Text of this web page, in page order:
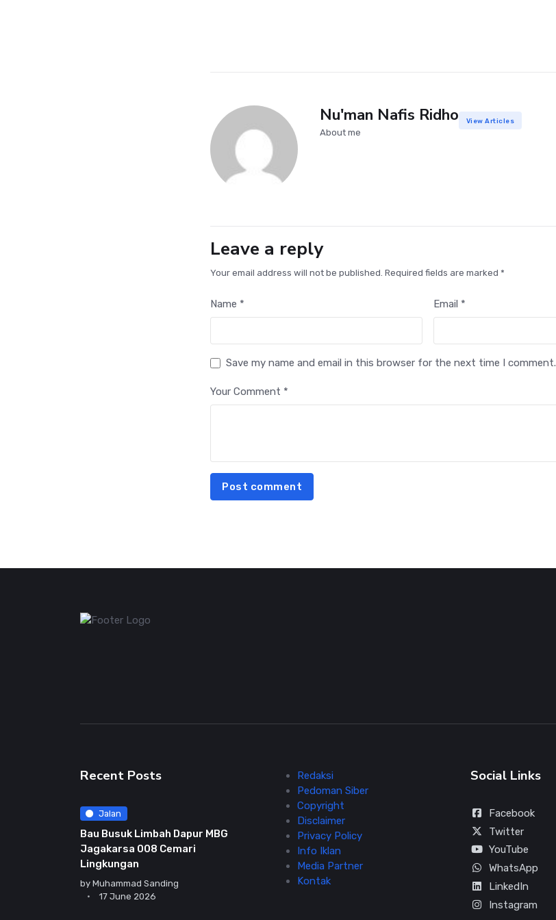
Nu'man Nafis Ridho
About me
View Articles
Leave a reply
Your email address will not be published. Required fields are marked *
Name * Email *
Save my name and email in this browser for the next time I comment.
Your Comment *
Post comment
Recent Posts
Jalan
Bau Busuk Limbah Dapur MBG
Jagakarsa 008 Cemari
Lingkungan
by Muhammad Sanding
17 June 2026
Redaksi
Pedoman Siber
Copyright
Disclaimer
Privacy Policy
Info Iklan
Media Partner
Kontak
Social Links
Facebook
Twitter
YouTube
WhatsApp
LinkedIn
Instagram